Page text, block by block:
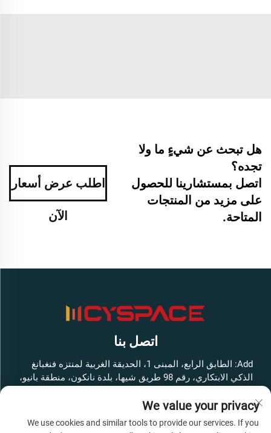
هل تبحث عن شيءٍ ما ولا
تجده؟
اتصل بمستشارينا للحصول
على مزيد من المنتجات
المتاحة.
اطلب عرض أسعار
الآن
اتصل بنا
Add: الطابق الرابع، المبنى 1، الحديقة الغربية لمنتزه فنغبانغ
الذكي الابتكاري، رقم 98 طريق شيها، بلدة نانكون، منطقة بانيو،
هاتف:+86-13316062192
البريد الإلكتروني:[email protected]
We value your privacy
We use cookies and similar tools to provide our services. If you